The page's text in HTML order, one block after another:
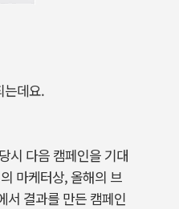
는데요.
당시 다음 캠페인을 기대
마케터상, 올해의 브
서 결과를 만든 캠페인